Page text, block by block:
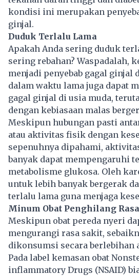
kondisi ini merupakan
ginjal.
Duduk Terlalu Lama
Apakah Anda sering duduk
sering rebahan? Waspadalah,
menjadi penyebab gagal ginjal
dalam waktu lama juga dapat
gagal ginjal di usia muda,
dengan kebiasaan malas
Meskipun hubungan pasti
atau aktivitas fisik dengan
sepenuhnya dipahami,
banyak dapat mempengaruhi
metabolisme glukosa. Oleh
untuk lebih banyak bergerak
terlalu lama guna menjaga
Minum Obat Penghilang
Meskipun obat pereda nyeri
mengurangi rasa sakit,
dikonsumsi secara berlebihan
Pada label kemasan obat
inflammatory Drugs (NSAID)